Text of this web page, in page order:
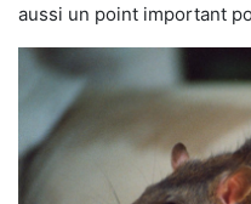
aussi un point important